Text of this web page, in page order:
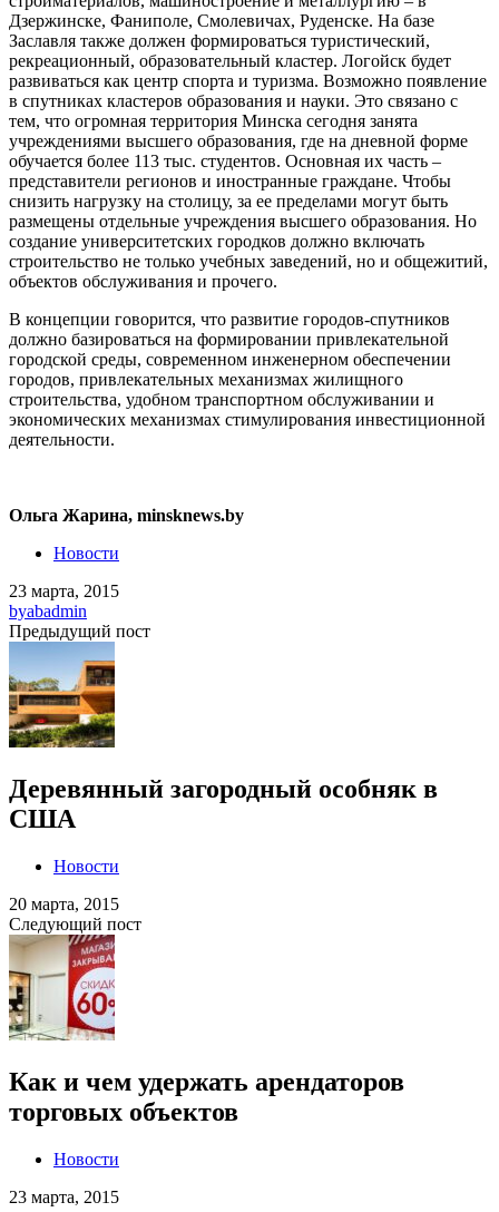
Дзержинске, Фаниполе, Смолевичах, Руденске. На базе
Заславля также должен формироваться туристический,
рекреационный, образовательный кластер. Логойск будет
развиваться как центр спорта и туризма. Возможно появление
в спутниках кластеров образования и науки. Это связано с
тем, что огромная территория Минска сегодня занята
учреждениями высшего образования, где на дневной форме
обучается более 113 тыс. студентов. Основная их часть –
представители регионов и иностранные граждане. Чтобы
снизить нагрузку на столицу, за ее пределами могут быть
размещены отдельные учреждения высшего образования. Но
создание университетских городков должно включать
строительство не только учебных заведений, но и общежитий,
объектов обслуживания и прочего.
В концепции говорится, что развитие городов-спутников
должно базироваться на формировании привлекательной
городской среды, современном инженерном обеспечении
городов, привлекательных механизмах жилищного
строительства, удобном транспортном обслуживании и
экономических механизмах стимулирования инвестиционной
деятельности.
Ольга Жарина, minsknews.by
Новости
23 марта, 2015
byabadmin
Предыдущий пост
Деревянный загородный особняк в
США
Новости
20 марта, 2015
Следующий пост
Как и чем удержать арендаторов
торговых объектов
Новости
23 марта, 2015